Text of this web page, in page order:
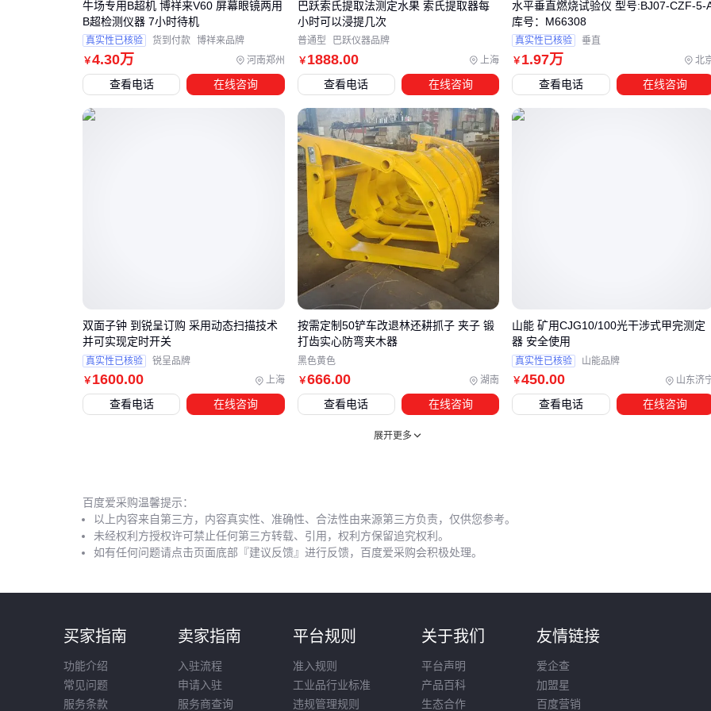
钻头，后者价格可能高出数倍但能减少更换频率。
泥浆处理系统是另一个容易被低估的配套环节。低效的系统会
导致钻屑堆积加速钻杆磨损，而高性能系统虽然初期投入较
高，但能延长主设备关键部件寿命。 类似
打印机清洁套件
打印头
的保护作用，定期清理钻杆和液压系统的专业工具同
样不可或缺——这些看似次要的配套，实则是控制长期成本的
关键。
移动需求频繁的工地还需考虑设备转运方案。带轮底座虽增加
初期采购成本，但能避免吊装费用和搬运损伤，这点与
移动底座
减少办公室设备磨损的逻辑一致。
五、违规操作如何悄悄吞噬你的设备预算？
超负荷运行是缩短DX7004寿命的主要原因。许多用户为赶工
期会让设备持续超出额定载荷工作，这就像让打印机连续超量
打印——短期看似提升效率，实则加速核心部件老化。
液压系统维护有三大常见误区：
忽视油温监控，导致密封件加速老化
混用不同型号液压油，造成系统内部腐蚀
板故障率明显高于干燥环境，这与
的原理相通——预防性措施的成本远低于故障维修。
规范纳入维护成本计算。这种全周期视角才能避免‘低价采购，
高价运维’的陷阱。
￥4.30万 河南郑州
牛场专用B超机 博祥来V60 屏幕眼镜两用
B超检测仪器 7小时待机
真实性已核验 货到付款 博祥来品牌
查看电话 在线咨询
￥1888.00 上海
巴跃索氏提取法测定水果 索氏提取器每
小时可以浸提几次
普通型 巴跃仪器品牌
查看电话 在线咨询
￥1.97万 北
水平垂直燃烧试验仪 型号:BJ07-CZF-5-
库号：M66308
真实性已核验 垂直
查看电话 在线咨询
￥ 1600.00 上海
双面子钟 到锐呈订购 采用动态扫描技术
并可实现定时开关
真实性已核验 锐呈品牌
查看电话 在线咨询
￥666.00 湖南
按需定制50铲车改退林还耕抓子 夹子 锻
打齿实心防弯夹木器
黑色黄色
查看电话 在线咨询
￥450.00 山东济
山能 矿用CJG10/100光干涉式甲完测定
器 安全使用
真实性已核验 山能品牌
查看电话 在线咨询
展开更多
百度爱采购温馨提示：
以上内容来自第三方，内容真实性、准确性、合法性由来源第三方负责，仅供您参考。
未经权利方授权许可禁止任何第三方转载、引用，权利方保留追究权利。
如有任何问题请点击页面底部『建议反馈』进行反馈，百度爱采购会积极处理。
买家指南
功能介绍
常见问题
服务条款
卖家指南
入驻流程
申请入驻
服务商查询
平台规则
准入规则
工业品行业标准
违规管理规则
关于我们
平台声明
产品百科
生态合作
友情链接
爱企查
加盟星
百度营销